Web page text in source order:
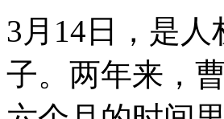
3月14日，是
子。两年来，